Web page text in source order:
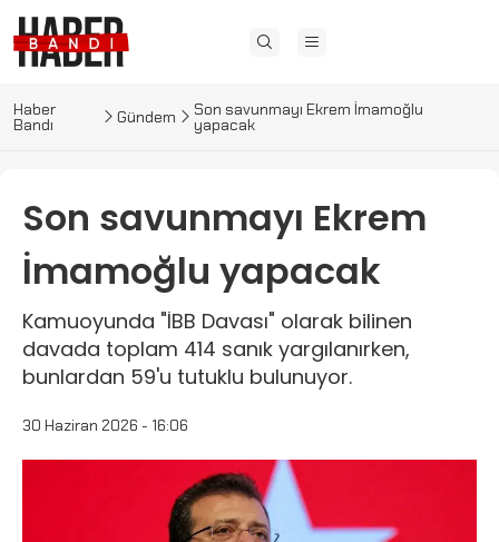
Haber
Bandı Gündem Son savunmayı Ekrem İmamoğlu
yapacak
Son savunmayı Ekrem
İmamoğlu yapacak
Kamuoyunda "İBB Davası" olarak bilinen
davada toplam 414 sanık yargılanırken,
bunlardan 59'u tutuklu bulunuyor.
30 Haziran 2026 - 16:06